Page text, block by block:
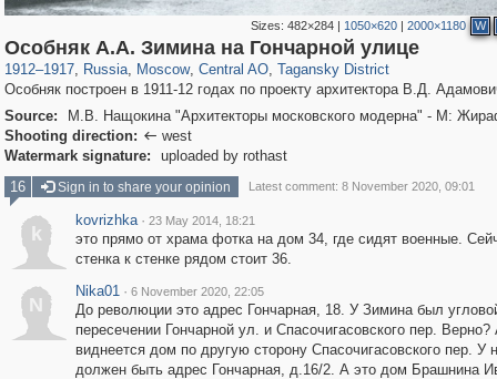
Sizes:482×284 | 1050×620 |2000×1180 W
Особняк А.А. Зимина на Гончарной улице
1912–1917, Russia
1,407,351 29,248
, Moscow
319,882 8,286
, Central AO
160,021 5,916
, Tagansky District
10,740 402
Особняк построен в 1911-12 годах по проекту архитектора В.Д.
Source:
М.В. Нащокина "Архитекторы московского модерна" - М:
Shooting direction:  west
Watermark signature:
uploaded by rothast
16
Sign in to share your opinion Latest comment: 8 November 2020, 09:01
k
kovrizhka · 23 May 2014, 18:21
это прямо от храма фотка на дом 34, где сидят военные.
стенка к стенке рядом стоит 36.
N
Nika01 · 6 November 2020, 22:05
До революции это адрес Гончарная, 18. У Зимина был
пересечении Гончарной ул. и Спасочигасовского пер. Верно?
виднеется дом по другую сторону Спасочигасовского пер. У
должен быть адрес Гончарная, д.16/2. А это дом Брашнина